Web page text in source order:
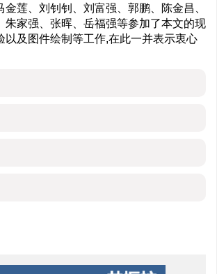
莲、刘钊钊、刘富强、郭鹏、陈金昌、
朱家强、张晖、岳福强等参加了本文的现
以及图件绘制等工作,在此一并表示衷心